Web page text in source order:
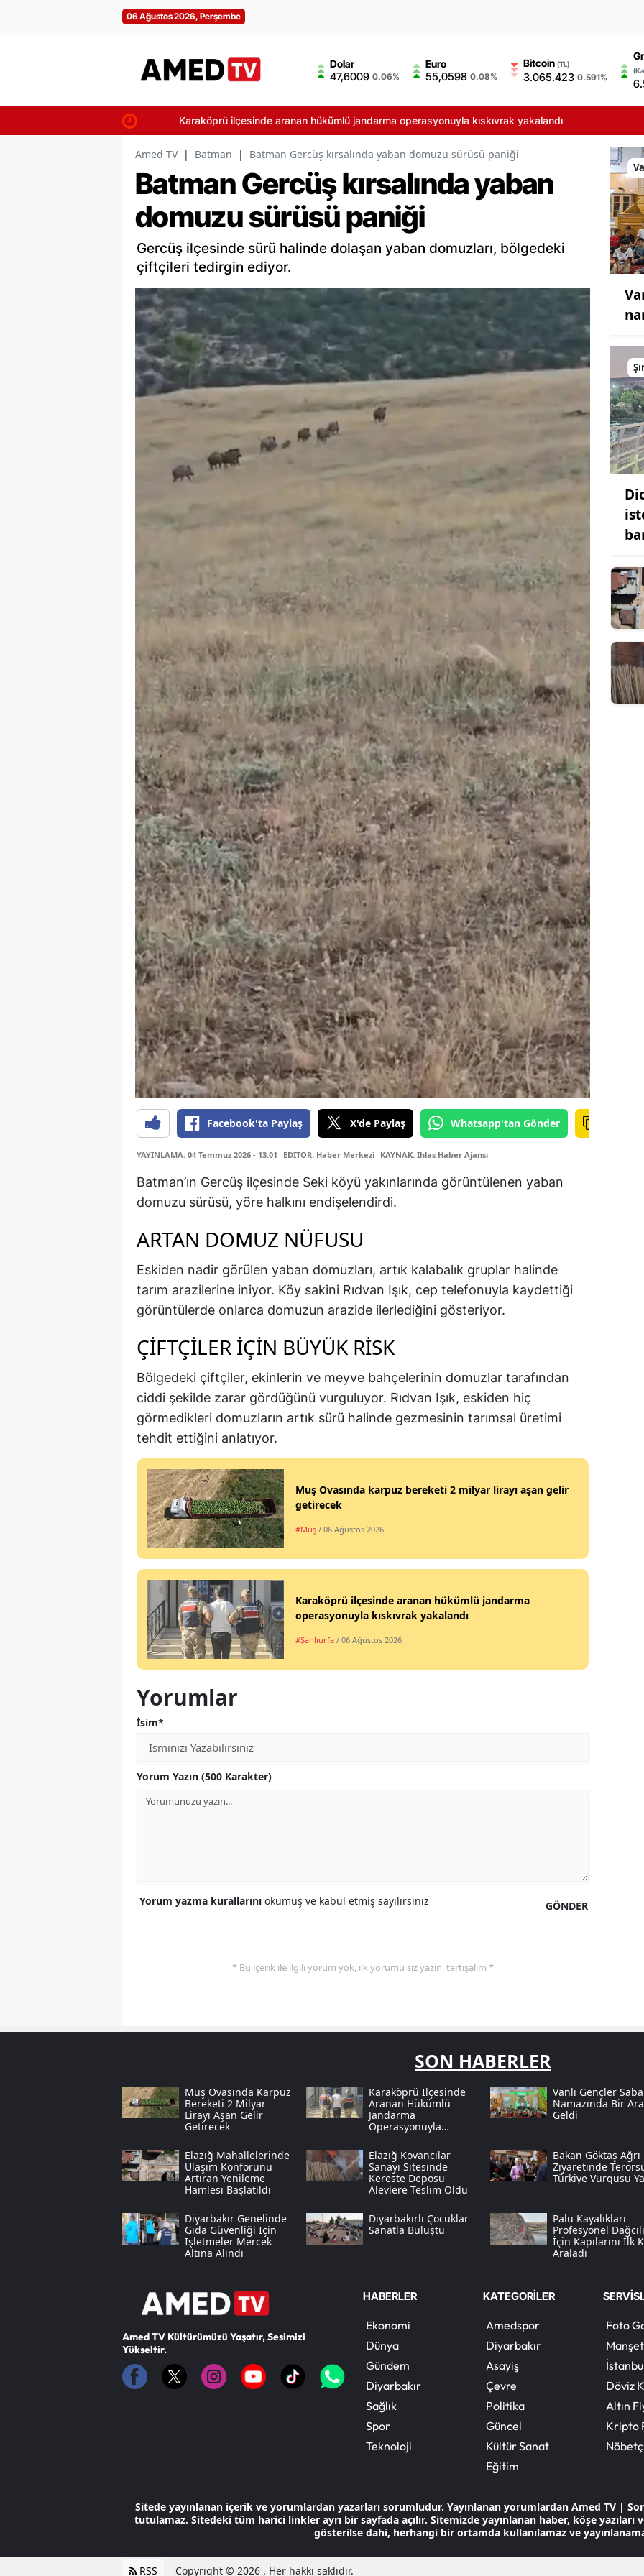
06 Ağustos 2026, Perşembe
Dolar
47,6009 0.06%
Euro
55,0598 0.08%
Bitcoin(TL)
3.065.423 0.591%
Karaköprü ilçesinde aranan hükümlü jandarma operasyonuyla kıskıvrak yakalandı
Amed TV | Batman | Batman Gercüş kırsalında yaban domuzu sürüsü paniği
Batman Gercüş kırsalında yaban
domuzu sürüsü paniği
Gercüş ilçesinde sürü halinde dolaşan yaban domuzları, bölgedeki
çiftçileri tedirgin ediyor.
Facebook'ta Paylaş X'de Paylaş Whatsapp'tan Gönder
YAYINLAMA: 04 Temmuz 2026 - 13:01 EDİTÖR: Haber Merkezi KAYNAK: İhlas Haber Ajansı
Batman’ın Gercüş ilçesinde Seki köyü yakınlarında görüntülenen yaban
domuzu sürüsü, yöre halkını endişelendirdi.
ARTAN DOMUZ NÜFUSU
Eskiden nadir görülen yaban domuzları, artık kalabalık gruplar halinde
tarım arazilerine iniyor. Köy sakini Rıdvan Işık, cep telefonuyla kaydettiği
görüntülerde onlarca domuzun arazide ilerlediğini gösteriyor.
ÇİFTÇİLER İÇİN BÜYÜK RİSK
Bölgedeki çiftçiler, ekinlerin ve meyve bahçelerinin domuzlar tarafından
ciddi şekilde zarar gördüğünü vurguluyor. Rıdvan Işık, eskiden hiç
görmedikleri domuzların artık sürü halinde gezmesinin tarımsal üretimi
tehdit ettiğini anlatıyor.
Muş Ovasında karpuz bereketi 2 milyar lirayı aşan gelir
getirecek
#Muş / 06 Ağustos 2026
Karaköprü ilçesinde aranan hükümlü jandarma
operasyonuyla kıskıvrak yakalandı
#Şanlıurfa / 06 Ağustos 2026
Yorumlar
İsim*
Yorum Yazın (500 Karakter)
GÖNDER
Yorum yazma kurallarını okumuş ve kabul etmiş sayılırsınız
* Bu içerik ile ilgili yorum yok, ilk yorumu siz yazın, tartışalım *
SON HABERLER
Muş Ovasında Karpuz
Bereketi 2 Milyar
Lirayı Aşan Gelir
Getirecek
Karaköprü Ilçesinde
Aranan Hükümlü
Jandarma
Operasyonuyla
Vanlı Gençler
Namazında Bir
Geldi
Elazığ Mahallelerinde
Ulaşım Konforunu
Artıran Yenileme
Hamlesi Başlatıldı
Elazığ Kovancılar
Sanayi Sitesinde
Kereste Deposu
Alevlere Teslim Oldu
Bakan Göktaş Ağrı
Ziyaretinde
Türkiye Vurgusu
Diyarbakır Genelinde
Gıda Güvenliği Için
Işletmeler Mercek
Altına Alındı
Diyarbakırlı Çocuklar
Sanatla Buluştu
Palu Kayalıkları
Profesyonel
İçin Kapılarını İlk
Araladı
Amed TV Kültürümüzü Yaşatır, Sesimizi
Yükseltir.
HABERLER
Ekonomi
Dünya
Gündem
Diyarbakır
Sağlık
Spor
Teknoloji
KATEGORİLER
Amedspor
Diyarbakır
Asayiş
Çevre
Politika
Güncel
Kültür Sanat
Eğitim
Foto
Döviz
Altın
Kripto
Sitede yayınlanan içerik ve yorumlardan yazarları sorumludur. Yayınlanan yorumlardan Amed TV |
tutulamaz. Sitedeki tüm harici linkler ayrı bir sayfada açılır. Sitemizde yayınlanan haber, köşe yazıları
gösterilse dahi, herhangi bir ortamda kullanılamaz ve
RSS Copyright © 2026 . Her hakkı saklıdır.